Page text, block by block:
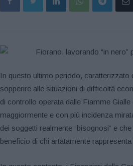
In questo ultimo periodo,
sopperire alle situazioni di difficoltà
di controllo operata dalle Fiamme
maggiormente e con più incidenza
dei soggetti realmente “bisognosi” e
beneficio di chi artatamente